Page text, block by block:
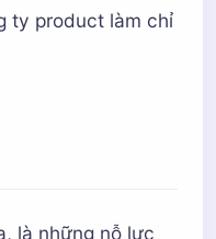
ty product làm chỉ
là những nỗ lực